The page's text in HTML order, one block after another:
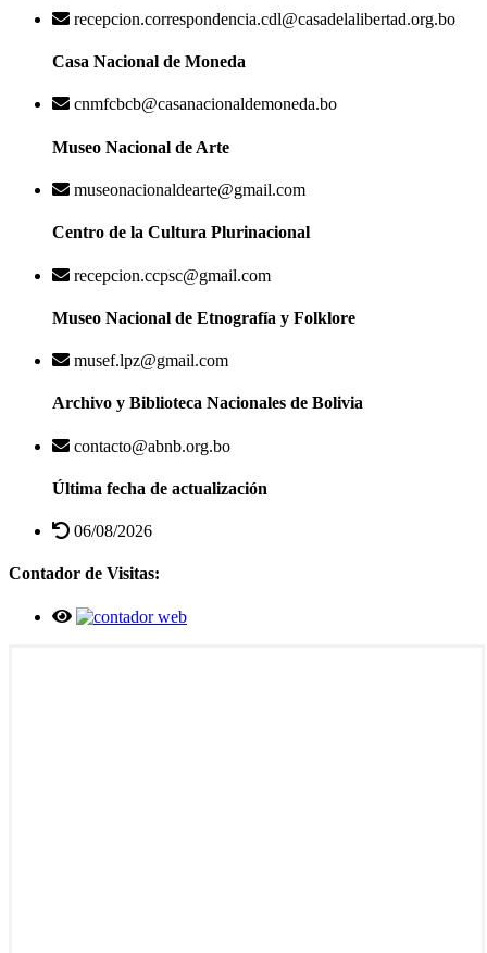
recepcion.correspondencia.cdl@casadelalibertad.org.bo
Casa Nacional de Moneda
cnmfcbcb@casanacionaldemoneda.bo
Museo Nacional de Arte
museonacionaldearte@gmail.com
Centro de la Cultura Plurinacional
recepcion.ccpsc@gmail.com
Museo Nacional de Etnografía y Folklore
musef.lpz@gmail.com
Archivo y Biblioteca Nacionales de Bolivia
contacto@abnb.org.bo
Última fecha de actualización
06/08/2026
Contador de Visitas: